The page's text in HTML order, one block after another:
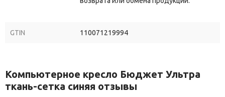
GTIN 110071219994
Компьютерное кресло Бюджет Ультра
ткань-сетка синяя отзывы